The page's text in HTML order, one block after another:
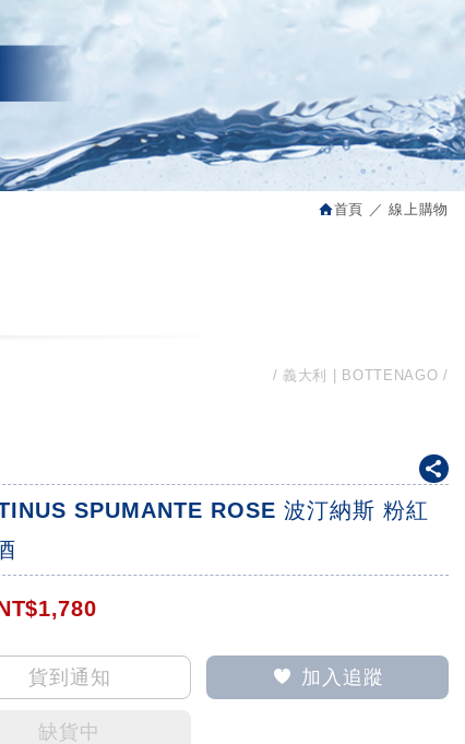
首頁 線上購物
義大利 | BOTTENAGO
SPUMANTE ROSE 波汀納斯 粉紅
1,780
貨到通知 加入追蹤
缺貨中